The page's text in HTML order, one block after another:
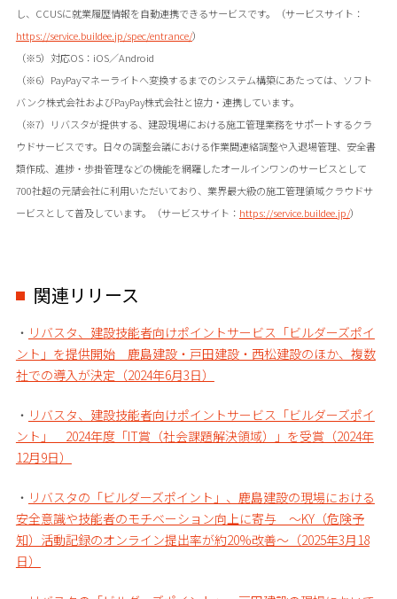
し、CCUSに就業履歴情報を自動連携できるサービスです。（サービスサイト：
https://service.buildee.jp/spec/entrance/）
（※5）対応OS：iOS／Android
（※6）PayPayマネーライトへ変換するまでのシステム構築にあたっては、ソフト
バンク株式会社およびPayPay株式会社と協力・連携しています。
（※7）リバスタが提供する、建設現場における施工管理業務をサポートするクラ
ウドサービスです。日々の調整会議における作業間連絡調整や入退場管理、安全書
類作成、進捗・歩掛管理などの機能を網羅したオールインワンのサービスとして
700社超の元請会社に利用いただいており、業界最大級の施工管理領域クラウドサ
ービスとして普及しています。（サービスサイト： https://service.buildee.jp/）
関連リリース
・ リバスタ、建設技能者向けポイントサービス「ビルダーズポイ
ント」を提供開始 鹿島建設・戸田建設・西松建設のほか、複数
社での導入が決定（2024年6月3日）
・ リバスタ、建設技能者向けポイントサービス「ビルダーズポイ
ント」 2024年度「IT賞（社会課題解決領域）」を受賞（2024年
12月9日）
・ リバスタの「ビルダーズポイント」、鹿島建設の現場における
安全意識や技能者のモチベーション向上に寄与 ～KY（危険予
知）活動記録のオンライン提出率が約20%改善～（2025年3月18
日）